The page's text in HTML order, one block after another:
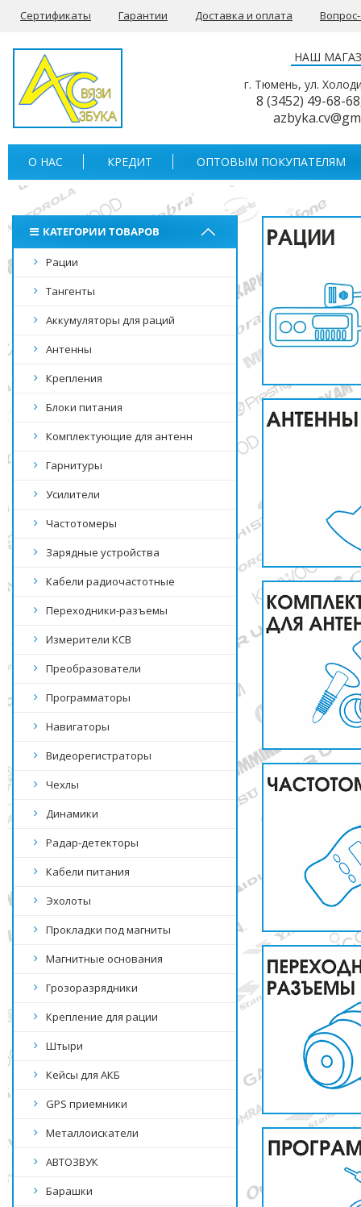
Сертификаты Гарантии Доставка и оплата
НАШ
г. Тюмень, ул.
8 (3452) 49-68-68
О НАС КРЕДИТ ОПТОВЫМ ПОКУПАТЕЛЯМ
КАТЕГОРИИ ТОВАРОВ
Рации
Тангенты
Аккумуляторы для раций
Антенны
Крепления
Блоки питания
Комплектующие для антенн
Гарнитуры
Усилители
Частотомеры
Зарядные устройства
Кабели радиочастотные
Переходники-разъемы
Измерители КСВ
Преобразователи
Программаторы
Навигаторы
Видеорегистраторы
Чехлы
Динамики
Радар-детекторы
Кабели питания
Эхолоты
Прокладки под магниты
Магнитные основания
Грозоразрядники
Крепление для рации
Штыри
Кейсы для АКБ
GPS приемники
Металлоискатели
АВТОЗВУК
Барашки